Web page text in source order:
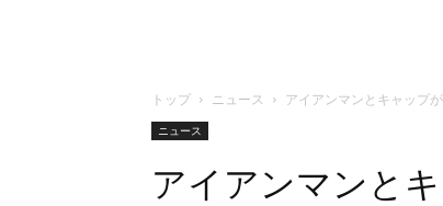
トップ ニュース アイアンマンとキャップ
ニュース
アイアンマンと